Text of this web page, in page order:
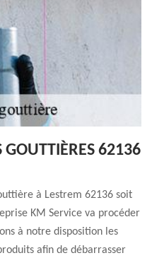
GOUTTIÈRES 62136
à Lestrem 62136 soit
KM Service va procéder
à notre disposition les
afin de débarrasser